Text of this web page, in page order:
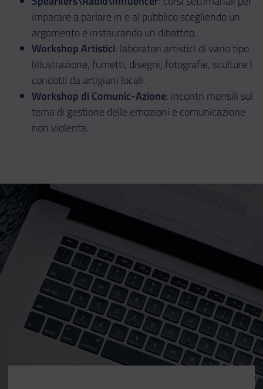
imparare a parlare in e al pubblico scegliendo un
argomento e instaurando un dibattito.
Workshop Artistici: laboratori artistici di vario tipo
(illustrazione, fumetti, disegni, fotografie, sculture )
condotti da artigiani locali.
Workshop di Comunic-Azione: incontri mensili sul
tema di gestione delle emozioni e comunicazione
non violenta.